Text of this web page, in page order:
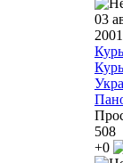
03
508
+0